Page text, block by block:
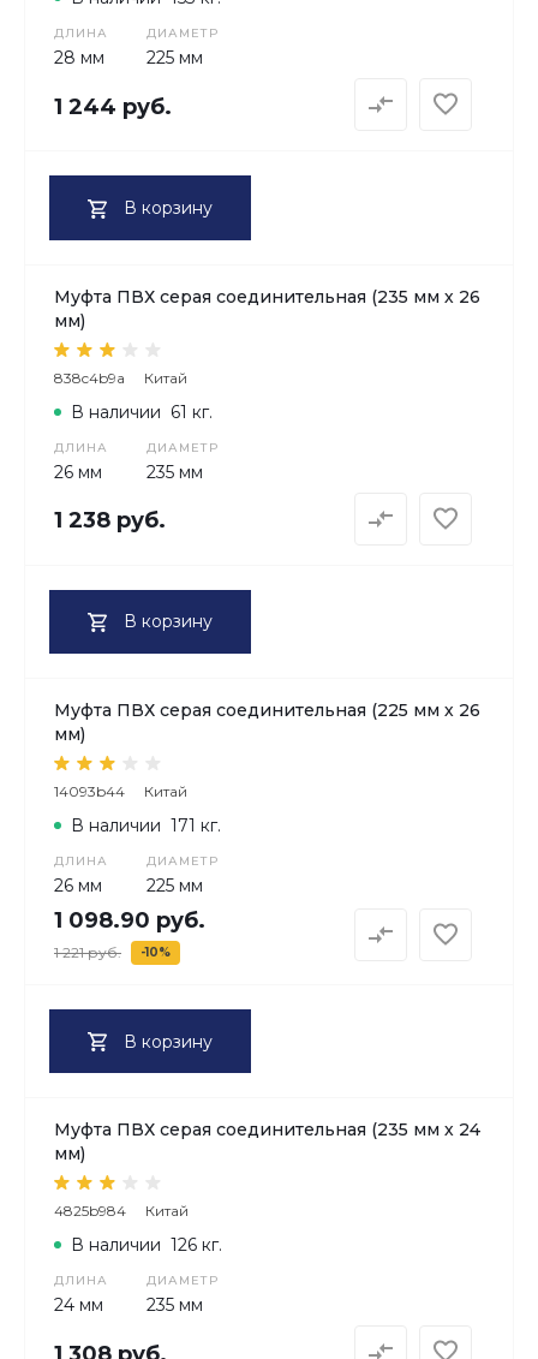
ДЛИНА
28 мм
ДИАМЕТР
225 мм
1 244 руб.
В корзину
Муфта ПВХ серая соединительная (235 мм х 26
мм)
838c4b9a Китай
ДЛИНА
26 мм
ДИАМЕТР
235 мм
В наличии 61 кг.
1 238 руб.
В корзину
Муфта ПВХ серая соединительная (225 мм х 26
мм)
14093b44 Китай
ДЛИНА
26 мм
ДИАМЕТР
225 мм
В наличии 171 кг.
1 098.90 руб.
1 221 руб. -10%
В корзину
Муфта ПВХ серая соединительная (235 мм х 24
мм)
4825b984 Китай
ДЛИНА
24 мм
ДИАМЕТР
235 мм
В наличии 126 кг.